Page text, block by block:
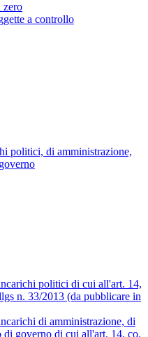
zero
a controllo
politici, di amministrazione,
politici di cui all'art. 14,
n. 33/2013 (da pubblicare in
di amministrazione, di
di governo di cui all'art. 14, co.